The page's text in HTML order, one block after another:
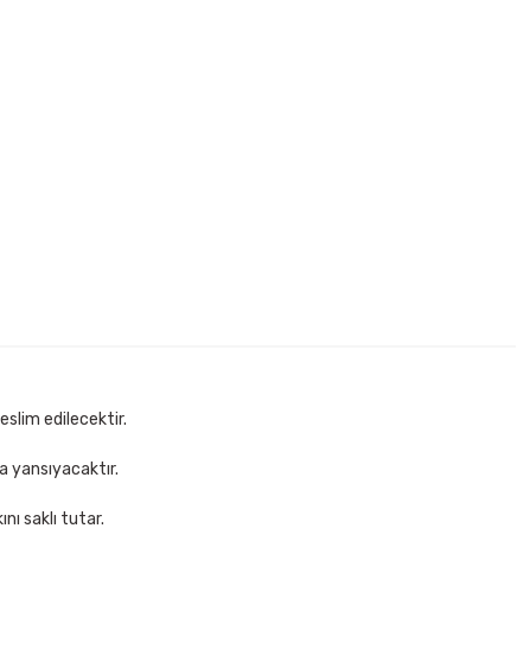
edilecektir.
yansıyacaktır.
saklı tutar.